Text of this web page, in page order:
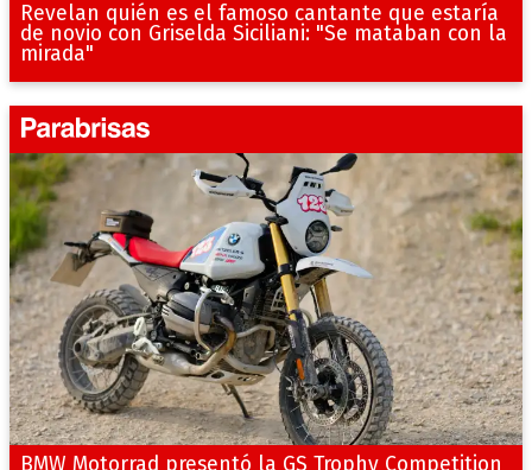
Revelan quién es el famoso cantante que estaría
de novio con Griselda Siciliani: "Se mataban con la
mirada"
BMW Motorrad presentó la GS Trophy Competition